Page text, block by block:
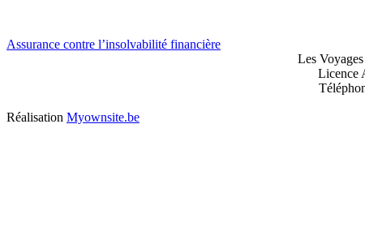
Assurance contre l’insolvabilité financière
Les
Licence
Réalisation Myownsite.be